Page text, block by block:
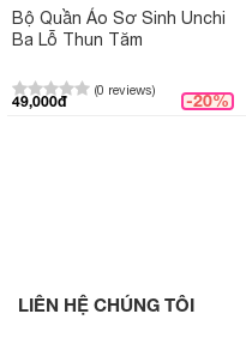
Giao hàng:
Bộ Quần Áo Sơ Sinh Unchi
Ba Lỗ Thun Tăm
(0 reviews)
49,000đ -20%
LIÊN HỆ CHÚNG TÔI